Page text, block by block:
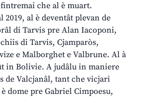
che al è muart.
2019, al è deventât plevan de
di Tarvis pre Alan Iacoponi,
di Tarvis, Cjamparòs,
e Malborghet e Valbrune. Al à
in Bolivie. A judâlu in maniere
de Valcjanâl, tant che vicjari
dome pre Gabriel Cimpoesu,